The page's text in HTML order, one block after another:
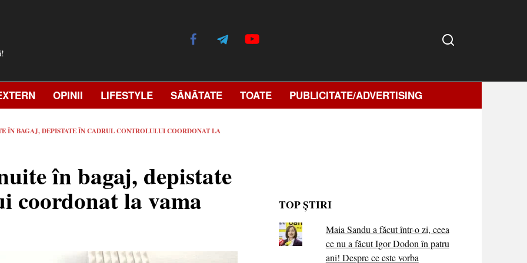
OPINII LIFESTYLE SĂNĂTATE TOATE PUBLICITATE/ADVERTISING
ÎN BAGAJ, DEPISTATE ÎN CADRUL CONTROLULUI COORDONAT LA
în bagaj, depistate
coordonat la vama TOP ȘTIRI
Maia Sandu a făcut într-o zi, ceea
ce nu a făcut Igor Dodon în patru
ani! Despre ce este vorba